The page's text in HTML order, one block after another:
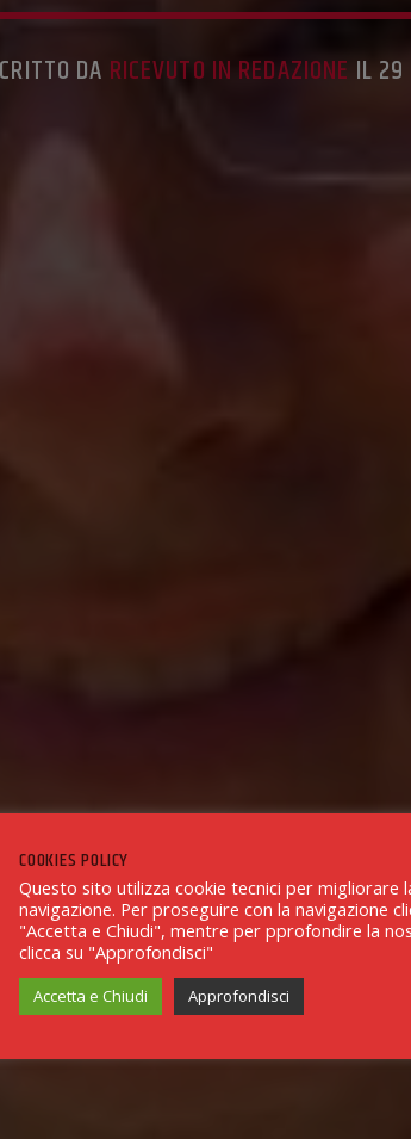
DA RICEVUTO IN REDAZIONE IL 29
COOKIES POLICY
Questo sito utilizza cookie tecnici per migliorare
navigazione. Per proseguire con la navigazione
"Accetta e Chiudi", mentre per pprofondire la
clicca su "Approfondisci"
Accetta e Chiudi Approfondisci